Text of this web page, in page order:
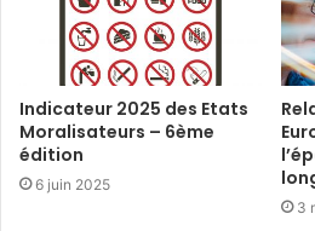
Indicateur 2025 des Etats
Moralisateurs – 6ème
édition
6 juin 2025
3